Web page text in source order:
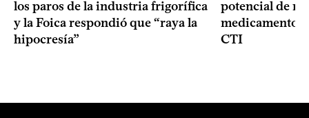
los paros de la industria frigorífica
y la Foica respondió que “raya la
hipocresía”
potencial de
medicamentos
CTI